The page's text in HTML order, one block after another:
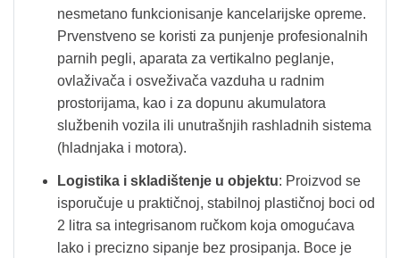
nesmetano funkcionisanje kancelarijske opreme.
Prvenstveno se koristi za punjenje profesionalnih
parnih pegli, aparata za vertikalno peglanje,
ovlaživača i osveživača vazduha u radnim
prostorijama, kao i za dopunu akumulatora
službenih vozila ili unutrašnjih rashladnih sistema
(hladnjaka i motora).
Logistika i skladištenje u objektu: Proizvod se
isporučuje u praktičnoj, stabilnoj plastičnoj boci od
2 litra sa integrisanom ručkom koja omogućava
lako i precizno sipanje bez prosipanja. Boce je